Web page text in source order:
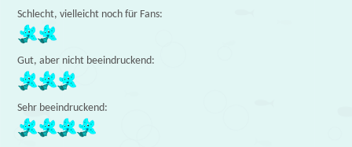
Schlecht, vielleicht noch für Fans:
Gut, aber nicht beeindruckend:
Sehr beeindruckend: